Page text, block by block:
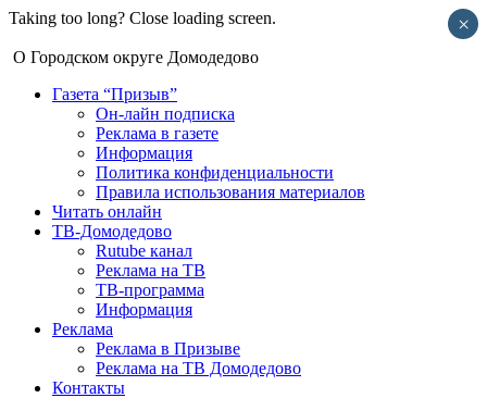
Taking too long? Close loading screen.
О Городском округе Домодедово
Газета “Призыв”
Он-лайн подписка
Реклама в газете
Информация
Политика конфиденциальности
Правила использования материалов
Читать онлайн
ТВ-Домодедово
Rutube канал
Реклама на ТВ
ТВ-программа
Информация
Реклама
Реклама в Призыве
Реклама на ТВ Домодедово
Контакты
×